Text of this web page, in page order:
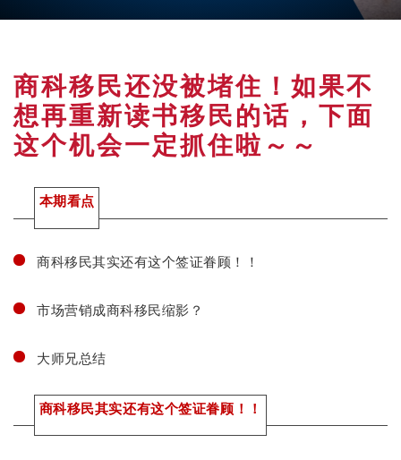
商科移民还没被堵住！如果不
想再重新读书移民的话，下面
这个机会一定抓住啦～～
本期看点
商科移民其实还有这个签证眷顾！！
市场营销成商科移民缩影？
大师兄总结
商科移民其实还有这个签证眷顾 ！ ！